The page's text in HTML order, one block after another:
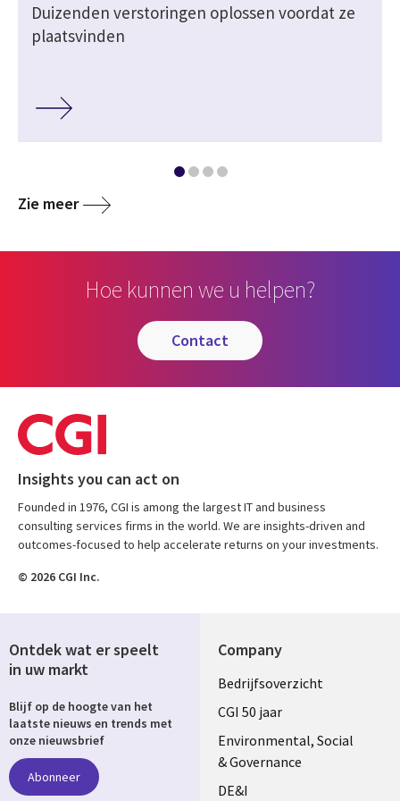
Duizenden verstoringen oplossen voordat ze
plaatsvinden
Zie meer
Hoe kunnen we u helpen?
contact
Insights you can act on
Founded in 1976, CGI is among the largest IT and business
consulting services firms in the world. We are insights-driven and
outcomes-focused to help accelerate returns on your investments.
© 2026 CGI Inc.
Company
Useful
links
NETHERLANDS
Bedrijfsoverzicht
CGI 50 jaar
Environmental, Social
& Governance
DE&I
Ontdek wat er speelt
in uw markt
Blijf op de hoogte van het
laatste nieuws en trends met
onze nieuwsbrief
Abonneer